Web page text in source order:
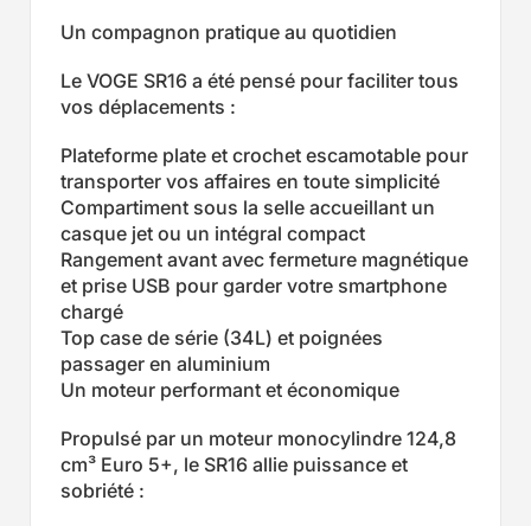
Un compagnon pratique au quotidien
Le VOGE SR16 a été pensé pour faciliter tous
vos déplacements :
Plateforme plate et crochet escamotable pour
transporter vos affaires en toute simplicité
Compartiment sous la selle accueillant un
casque jet ou un intégral compact
Rangement avant avec fermeture magnétique
et prise USB pour garder votre smartphone
chargé
Top case de série (34L) et poignées
passager en aluminium
Un moteur performant et économique
Propulsé par un moteur monocylindre 124,8
cm³ Euro 5+, le SR16 allie puissance et
sobriété :